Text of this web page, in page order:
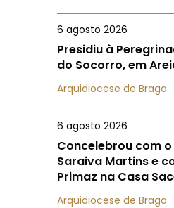
6 agosto 2026
Presidiu à
do Socorro, em
Arquidiocese de Braga
6 agosto 2026
Concelebrou com
Saraiva Martins e
Primaz na Casa
Arquidiocese de Braga